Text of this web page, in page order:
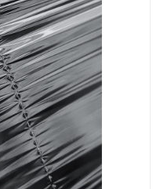
透明保护膜
乳白保护膜
纯黑保护膜
彩钢板保护膜
两边上胶保护膜